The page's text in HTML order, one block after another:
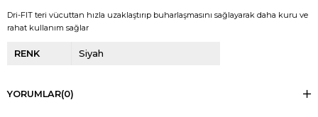
Dri-FIT teri vücuttan hızla uzaklaştırıp buharlaşmasını sağlayarak daha kuru ve
rahat kullanım sağlar
RENK Siyah
YORUMLAR(0)